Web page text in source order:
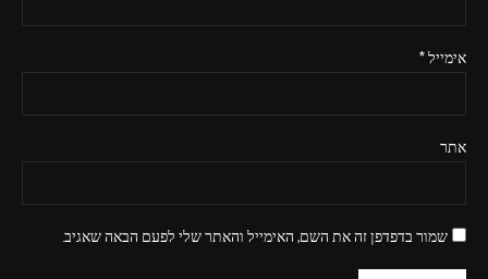
אימייל*
אתר
שמור בדפדפן זה את השם, האימייל והאתר שלי לפעם הבאה שאגיב.